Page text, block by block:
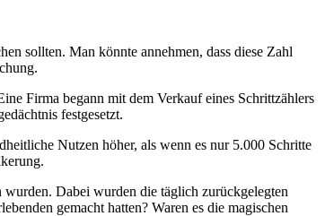
sollten. Man könnte annehmen, dass diese Zahl
Firma begann mit dem Verkauf eines Schrittzählers
festgesetzt.
Nutzen höher, als wenn es nur 5.000 Schritte
wurden. Dabei wurden die täglich zurückgelegten
gemacht hatten? Waren es die magischen